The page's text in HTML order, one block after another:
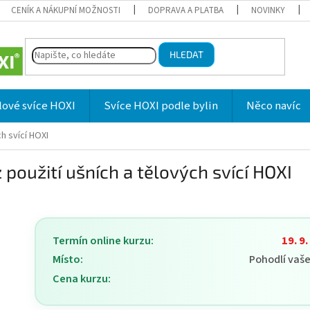
CENÍK A NÁKUPNÍ MOŽNOSTI DOPRAVA A PLATBA NOVINKY
HLEDAT
svíce HOXI Svíce HOXI podle bylin Něco navíc
svící HOXI
použití ušních a tělových svící HOXI
Termín online kurzu:
19.
Místo:
Pohodlí
Cena kurzu: